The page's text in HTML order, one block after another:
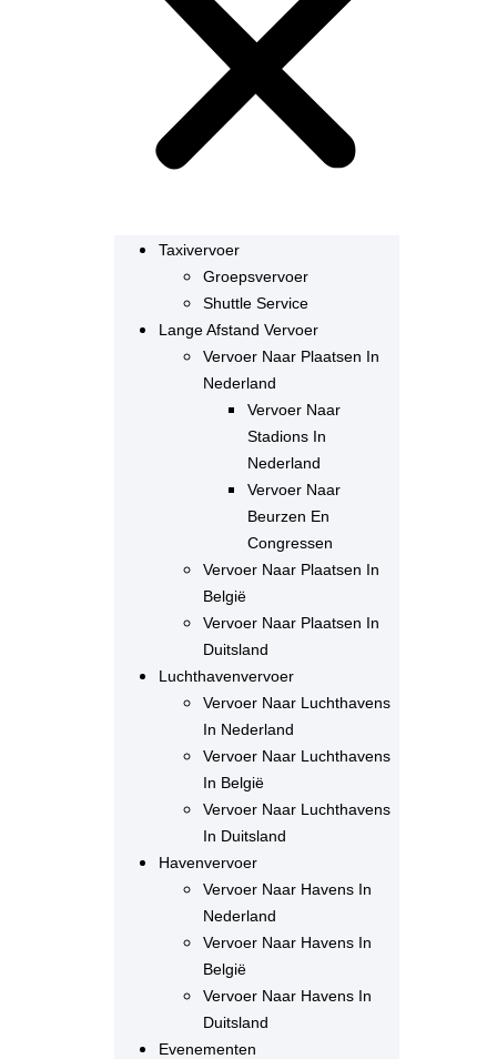
Taxivervoer
Groepsvervoer
Shuttle Service
Lange Afstand Vervoer
Vervoer Naar Plaatsen In
Nederland
Vervoer Naar
Stadions In
Nederland
Vervoer Naar
Beurzen En
Congressen
Vervoer Naar Plaatsen In
België
Vervoer Naar Plaatsen In
Duitsland
Luchthavenvervoer
Vervoer Naar Luchthavens
In Nederland
Vervoer Naar Luchthavens
In België
Vervoer Naar Luchthavens
In Duitsland
Havenvervoer
Vervoer Naar Havens In
Nederland
Vervoer Naar Havens In
België
Vervoer Naar Havens In
Duitsland
Evenementen